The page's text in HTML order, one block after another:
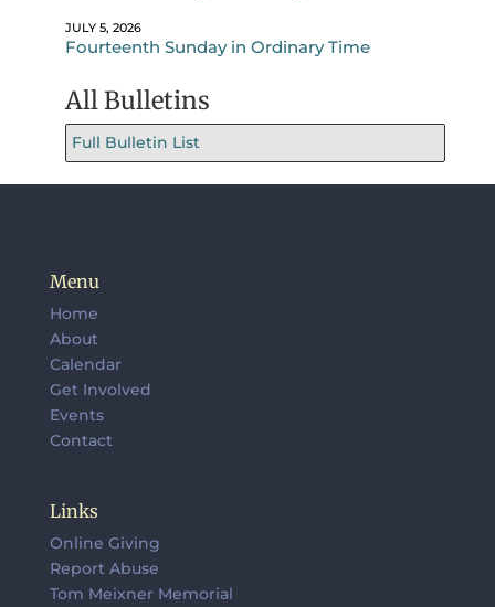
JULY 5, 2026
Fourteenth Sunday in Ordinary Time
All Bulletins
Full Bulletin List
Menu
Home
About
Calendar
Get Involved
Events
Contact
Links
Online Giving
Report Abuse
Tom Meixner Memorial